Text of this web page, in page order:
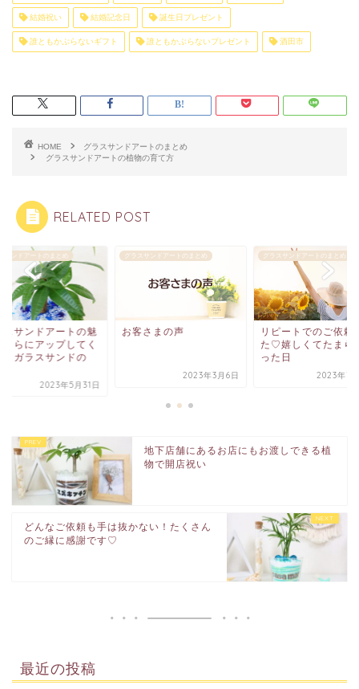
結婚祝い 結婚記念日 誕生日プレゼント
誰ともかぶらないギフト 誰ともかぶらないプレゼント 酒田市
HOME
グラスサンドアートのまとめ
グラスサンドアートの植物の育て方
RELATED POST
サンドアートのまとめ
スサンドアートの魅
さらにアップしてく
、ガラスサンドの
2023年5月31日
グラスサンドアートのまとめ
お客さまの声
2023年3月6日
グラスサンドアートのまとめ
リピートでのご依頼
た♡嬉しくてたまら
った日
2023年7
地下店舗にあるお店にもお渡しできる植
物で開店祝い
どんなご依頼も手は抜かない！たくさん
のご縁に感謝です♡
最近の投稿